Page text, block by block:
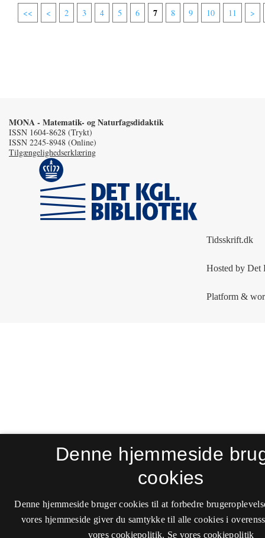
<< < 2 3 4 5 6 7 8 9 10 11 >
MONA - Matematik- og Naturfagsdidaktik
ISSN 1604-8628 (Trykt)
ISSN 2245-8948 (Online)
Tilgængelighedserklæring
Denne hjemmeside
cookies
Denne hjemmeside bruger cookies til at forbedre
vores hjemmeside giver du samtykke til alle cookies i
vores cookiepolitik. Se vores cookiepolitik